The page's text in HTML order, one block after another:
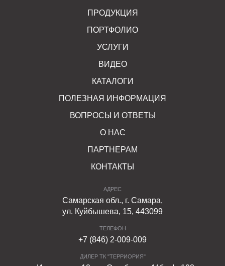
ПРОДУКЦИЯ
ПОРТФОЛИО
УСЛУГИ
ВИДЕО
КАТАЛОГИ
ПОЛЕЗНАЯ ИНФОРМАЦИЯ
ВОПРОСЫ И ОТВЕТЫ
О НАС
ПАРТНЕРАМ
КОНТАКТЫ
АДРЕС
Самарская обл., г. Самара,
ул. Куйбышева, 15, 443099
ТЕЛЕФОН
+7 (846) 2-009-009
ДИЛЕР ТК "ТЕРРИОРИЯ"